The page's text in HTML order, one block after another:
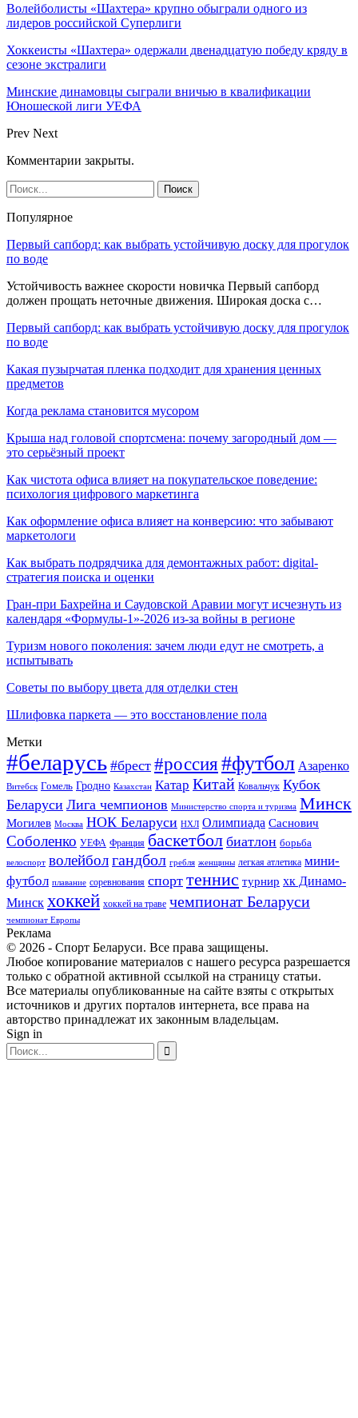
Волейболисты «Шахтера» крупно обыграли одного из
лидеров российской Суперлиги
Хоккеисты «Шахтера» одержали двенадцатую победу кряду в
сезоне экстралиги
Минские динамовцы сыграли вничью в квалификации
Юношеской лиги УЕФА
Prev Next
Комментарии закрыты.
Популярное
Первый сапборд: как выбрать устойчивую доску для прогулок
по воде
Устойчивость важнее скорости новичка Первый сапборд
должен прощать неточные движения. Широкая доска с…
Первый сапборд: как выбрать устойчивую доску для прогулок
по воде
Какая пузырчатая пленка подходит для хранения ценных
предметов
Когда реклама становится мусором
Крыша над головой спортсмена: почему загородный дом —
это серьёзный проект
Как чистота офиса влияет на покупательское поведение:
психология цифрового маркетинга
Как оформление офиса влияет на конверсию: что забывают
маркетологи
Как выбрать подрядчика для демонтажных работ: digital-
стратегия поиска и оценки
Гран-при Бахрейна и Саудовской Аравии могут исчезнуть из
календаря «Формулы-1»-2026 из-за войны в регионе
Туризм нового поколения: зачем люди едут не смотреть, а
испытывать
Советы по выбору цвета для отделки стен
Шлифовка паркета — это восстановление пола
Метки
#беларусь #брест #россия#футбол Азаренко
Витебск Гомель Гродно Казахстан Катар Китай Ковальчук Кубок
Беларуси Лига чемпионов Министерство спорта и туризма Минск
Могилев Москва НОК Беларуси НХЛ Олимпиада Саснович
Соболенко УЕФА Франция баскетбол биатлон борьба
велоспорт волейболгандбол гребля женщины легкая атлетика мини-
футбол плавание соревнования спорт теннис турнир хк Динамо-
Минск хоккей хоккей на траве чемпионат Беларуси
чемпионат Европы
Реклама
© 2026 - Спорт Беларуси. Все права защищены.
Любое копирование материалов с нашего ресурса разрешается
только с обратной активной ссылкой на страницу статьи.
Все материалы опубликованные на сайте взяты с открытых
источников и других порталов интернета, все права на
авторство принадлежат их законным владельцам.
Sign in